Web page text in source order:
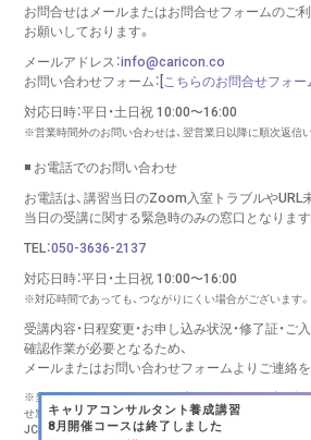
キャリアコンサルタント養成講習
8月開催コースは終了しました
お問合せはメールまたはお問合せフォームのご
お願いしております。
メールアドレス：info@caricon.co
お問い合わせフォーム：[こちらのお問合せフォー
対応日時：平日・土日祝 10:00〜16:00
※営業時間外のお問い合わせは、翌営業日以降に順次返信
◾️ お電話でのお問い合わせ
お電話は、講習当日のZoom入室トラブルやURL
当日の受講に関する緊急時のみの窓口となります
TEL：050-3636-2137
対応日時：平日・土日祝 10:00〜16:00
※対応時間であっても、つながりにくい場合がございます。
受講内容・日程変更・お申し込み状況・修了証・ご
確認作業が必要となるため、
メールまたはお問い合わせフォームより ご連絡
※当窓口は、キャリコンシーオー（株式会社リバース）が
せ窓口です。
JCDA様、キャリアコンサルタント登録センター様、その他